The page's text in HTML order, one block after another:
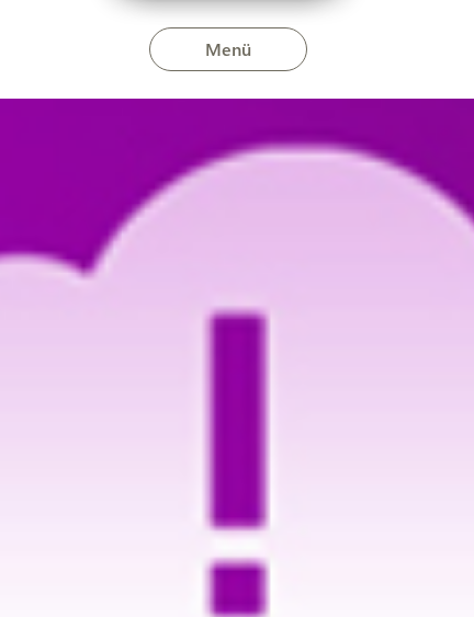
Menü
19-én